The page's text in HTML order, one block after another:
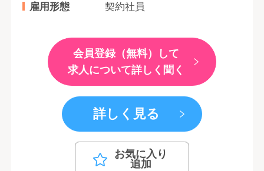
雇用形態
契約社員
会員登録（無料）して
求人について詳しく聞く
詳しく見る
お気に入り
追加